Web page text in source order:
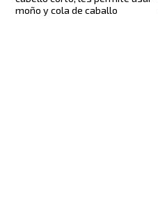
moño y cola de caballo